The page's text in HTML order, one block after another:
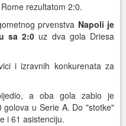
rezultatom 2:0.
prvenstva Napoli je
sa 2:0 uz dva gola Driesa
i izravnih konkurenata za
a oba gola zabio je
u Serie A. Do "stotke"
i 61 asistenciju.